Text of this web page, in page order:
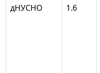
дНУСНО 1.6